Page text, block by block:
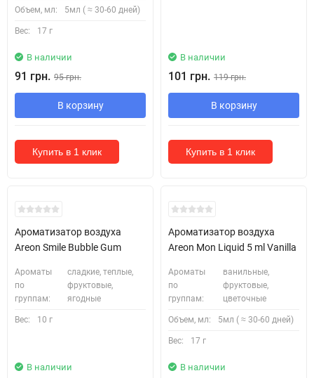
Объем, мл: 5мл ( ≈ 30-60 дней)
Вес: 17 г
В наличии
91 грн. 95 грн.
В корзину
Купить в 1 клик
В наличии
101 грн. 119 грн.
В корзину
Купить в 1 клик
Ароматизатор воздуха
Areon Smile Bubble Gum
Ароматы
по
группам:
сладкие, теплые,
фруктовые,
ягодные
Вес: 10 г
В наличии
Ароматизатор воздуха
Areon Mon Liquid 5 ml Vanilla
Ароматы
по
группам:
ванильные,
фруктовые,
цветочные
Объем, мл: 5мл ( ≈ 30-60 дней)
Вес: 17 г
В наличии